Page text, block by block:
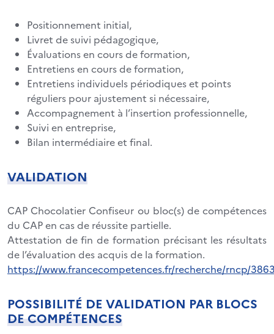
Positionnement initial,
Livret de suivi pédagogique,
Évaluations en cours de formation,
Entretiens en cours de formation,
Entretiens individuels périodiques et points
réguliers pour ajustement si nécessaire,
Accompagnement à l’insertion professionnelle,
Suivi en entreprise,
Bilan intermédiaire et final.
VALIDATION
CAP Chocolatier Confiseur ou bloc(s) de compétences
du CAP en cas de réussite partielle.
Attestation de fin de formation précisant les résultats
de l’évaluation des acquis de la formation.
https://www.francecompetences.fr/recherche/rncp/
POSSIBILITÉ DE VALIDATION PAR BLOCS
DE COMPÉTENCES